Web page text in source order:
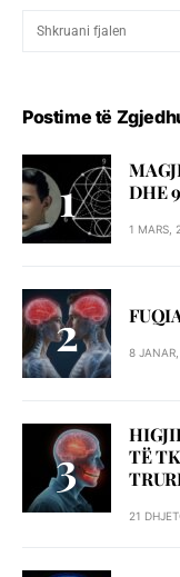
Postime të
DHE
1 MARS,
8
TË
21